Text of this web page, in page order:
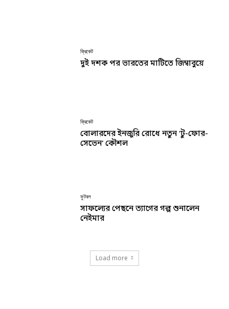
ক্রিকেট
দুই দশক পর ভারতের মাটিতে জিম্বাবুয়ে
ক্রিকেট
বোলারদের ইনজুরি রোধে নতুন ‘টু-ফোর-
সেভেন’ কৌশল
ফুটবল
সাফল্যের পেছনে ত্যাগের গল্প শুনালেন
নেইমার
Load more